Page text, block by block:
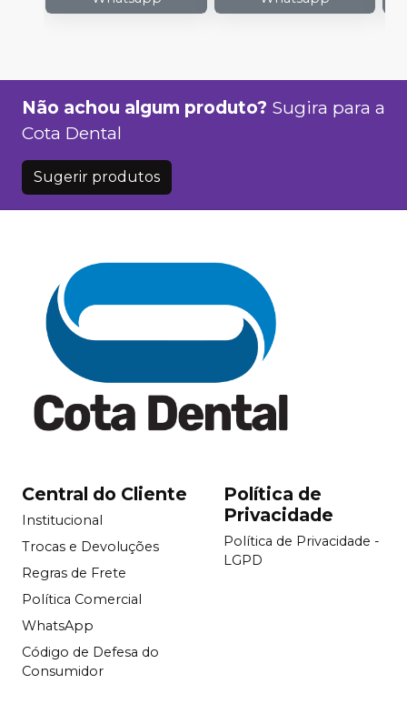
Não achou algum produto? Sugira para a
Cota Dental
Sugerir produtos
Central do Cliente
Institucional
Trocas e Devoluções
Regras de Frete
Política Comercial
WhatsApp
Código de Defesa do
Consumidor
Política de
Privacidade
Política de Privacidade -
LGPD